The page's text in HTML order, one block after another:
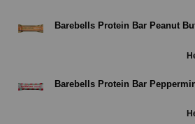
Barebells Protein Bar Peanut
Barebells Protein Bar